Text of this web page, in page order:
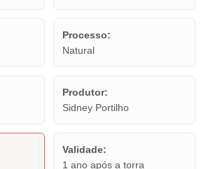
Processo:
Natural
Produtor:
Sidney Portilho
Validade:
1 ano após a torra